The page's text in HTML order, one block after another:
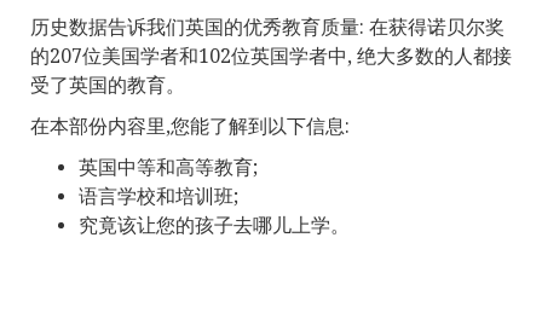
历史数据告诉我们英国的优秀教育质量: 在获得诺贝尔奖
的207位美国学者和102位英国学者中, 绝大多数的人都接
受了英国的教育。
在本部份内容里,您能了解到以下信息:
英国中等和高等教育;
语言学校和培训班;
究竟该让您的孩子去哪儿上学。